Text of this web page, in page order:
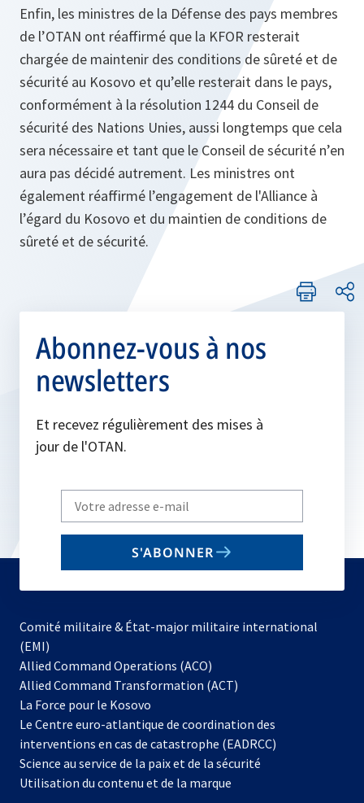
Enfin, les ministres de la Défense des pays membres
de l’OTAN ont réaffirmé que la KFOR resterait
chargée de maintenir des conditions de sûreté et de
sécurité au Kosovo et qu’elle resterait dans le pays,
conformément à la résolution 1244 du Conseil de
sécurité des Nations Unies, aussi longtemps que cela
sera nécessaire et tant que le Conseil de sécurité n’en
aura pas décidé autrement. Les ministres ont
également réaffirmé l’engagement de l'Alliance à
l’égard du Kosovo et du maintien de conditions de
sûreté et de sécurité.
Abonnez-vous à nos
newsletters
Et recevez régulièrement des mises à
jour de l'OTAN.
Write
your
email
S'ABONNER
Comité militaire & État-major militaire international
(EMI)
Allied Command Operations (ACO)
dans
nouvel
onglet
Allied Command Transformation (ACT)
La Force pour le Kosovo
dans
un
nouvel
onglet
Le Centre euro-atlantique de coordination des
interventions en cas de catastrophe (EADRCC)
Science au service de la paix et de la sécurité
Utilisation du contenu et de la marque